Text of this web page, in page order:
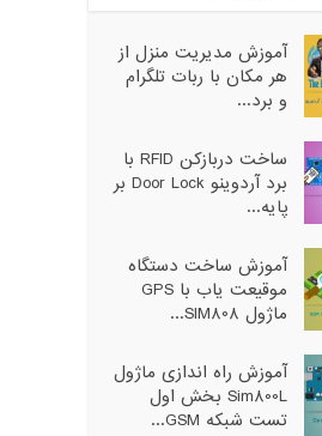
آموزش مدیریت منزل از
هر مکان با ربات تلگرام
و برد...
ساخت دربازکن RFID با
برد آردوینو Door Lock بر
پایه...
آموزش ساخت دستگاه
موقیعت یاب با GPS
ماژول SIM808...
آموزش راه اندازی ماژول
Sim800L بخش اول
تست شبکه GSM...